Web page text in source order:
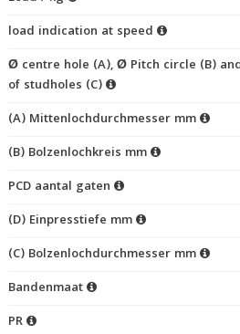
load indication at speed
Ø centre hole (A), Ø Pitch circle (B)
of studholes (C)
(A) Mittenlochdurchmesser mm
(B) Bolzenlochkreis mm
PCD aantal gaten
(D) Einpresstiefe mm
(C) Bolzenlochdurchmesser mm
Bandenmaat
PR